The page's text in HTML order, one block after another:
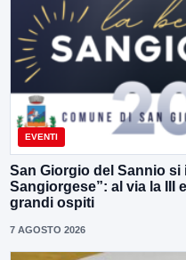
EVENTI
San Giorgio del Sannio
Sangiorgese”: al via la III
grandi ospiti
7 AGOSTO 2026